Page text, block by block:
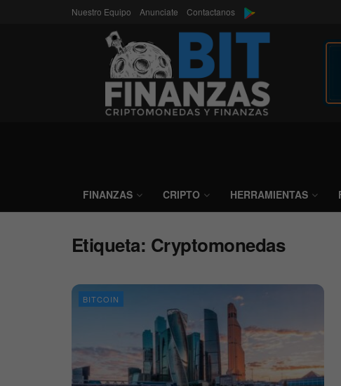
Nuestro Equipo Anunciate Contactanos
FINANZAS CRIPTO HERRAMIENTAS
Etiqueta: Cryptomonedas
BITCOIN